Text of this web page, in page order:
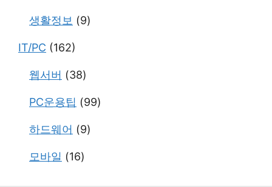
생활정보 (9)
IT/PC (162)
웹서버 (38)
PC운용팁 (99)
하드웨어 (9)
모바일 (16)